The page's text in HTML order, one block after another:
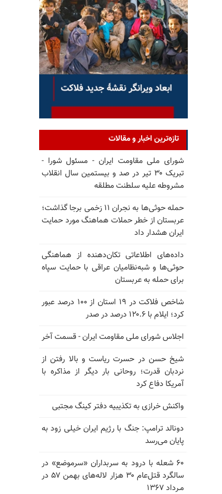
تازه‌ترین اخبار و مقالات
شورای ملی مقاومت ایران - مسئول شورا -
تبریک ۳۰ تیر در صد و بیستمین سال انقلاب
مشروطه علیه سلطنت مطلقه
حمله حوثی‌ها به نجران ۱۱ زخمی برجا گذاشت؛
عربستان از خطر حملات هماهنگ مورد حمایت
ایران هشدار داد
داده‌های اطلاعاتی تکان‌دهنده از هماهنگی
حوثی‌ها و شبه‌نظامیان عراقی با حمایت سپاه
برای حمله به عربستان
شاخص فلاکت در ۱۹ استان از ۱۰۰ درصد عبور
کرد؛ ایلام با ۱۲۰.۶ درصد در صدر
اجلاس شورای ملی مقاومت ایران - قسمت آخر
شیخ حسن در حسرت ریاست و بالا رفتن از
نردبان قدرت؛ روحانی بار دیگر از مذاکره با
آمریکا دفاع کرد
واکنش خرازی به تکذیبیه دفتر کینگ مجتبی
دونالد ترامپ: جنگ با رژیم ایران خیلی زود به
پایان می‌رسد
۶۰ شعله با درود به سربداران «سرموضع» در
سالگرد قتل‌عام ۳۰ هزار لاله‌های بهمن ۵۷ در
مـرداد ۱۳۶۷